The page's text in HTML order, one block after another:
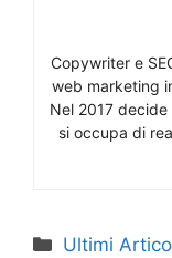
Copywriter e
web marketing
Nel 2017
si occupa di
Categorie
Ultimi